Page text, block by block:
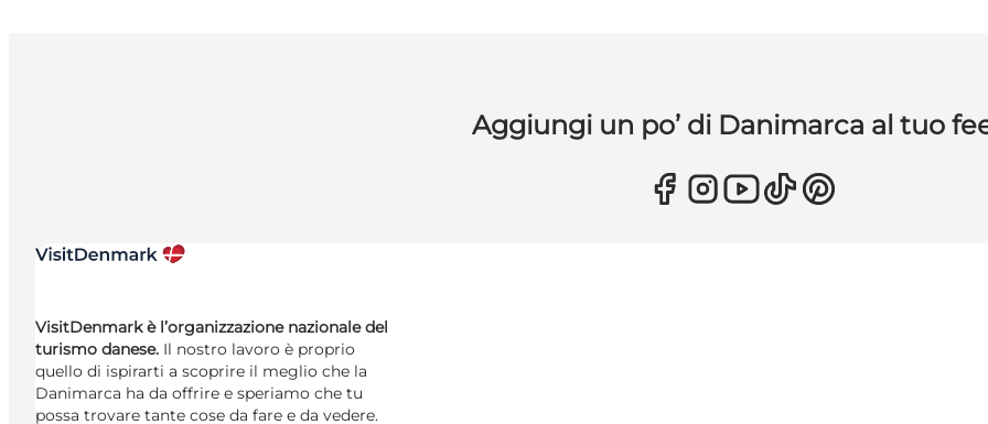
Aggiungi un po’ di Danimarca al tuo
VisitDenmark è l’organizzazione nazionale del
turismo danese. Il nostro lavoro è proprio
quello di ispirarti a scoprire il meglio che la
Danimarca ha da offrire e speriamo che tu
possa trovare tante cose da fare e da vedere.